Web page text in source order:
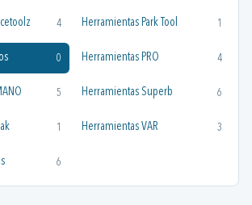
4 Herramientas Park Tool 1
0 Herramientas PRO 4
5 Herramientas Superb 6
1 Herramientas VAR 3
6